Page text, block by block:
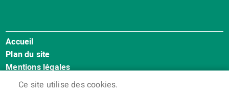
Ce site utilise des cookies.
Menu
Pied
de
page
Accueil
Plan du site
Mentions légales
Accessibilité : Non conforme